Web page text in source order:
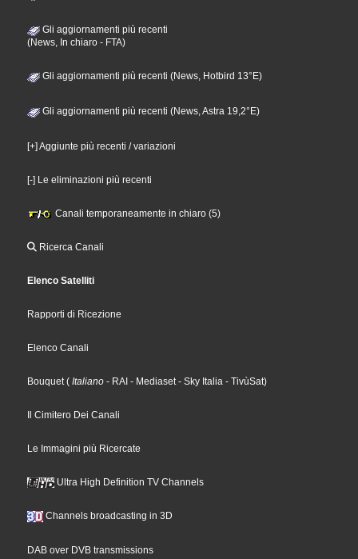
Gli aggiornamenti più recenti
(News, In chiaro - FTA)
Gli aggiornamenti più recenti (News, Hotbird 13°E)
Gli aggiornamenti più recenti (News, Astra 19,2°E)
[+] Aggiunte più recenti / variazioni
[-] Le eliminazioni più recenti
Canali temporaneamente in chiaro (5)
Ricerca Canali
Elenco Satelliti
Rapporti di Ricezione
Elenco Canali
Bouquet ( Italiano - RAI - Mediaset - Sky Italia - TivùSat)
Il Cimitero Dei Canali
Le Immagini più Ricercate
Ultra High Definition TV Channels
Channels broadcasting in 3D
DAB over DVB transmissions